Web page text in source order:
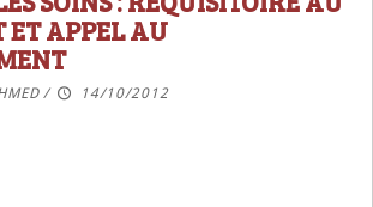
ET APPEL AU
/
14/10/2012